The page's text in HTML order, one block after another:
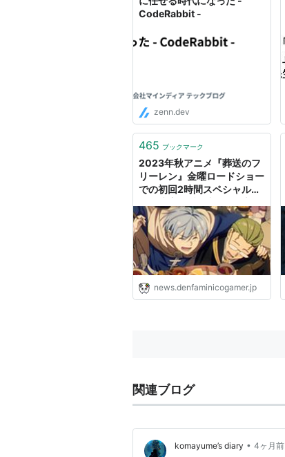
CodeRabbit -
zenn.dev
465 ブックマーク
2023年秋アニメ『葬送のフ
リーレン』金曜ロードショー
での初回2時間スペシャル放
レビ新アニメ枠にて放送、最
新PVも公開
news.denfaminicogamer.jp
関連ブログ
komayume’s diary • 4ヶ月前